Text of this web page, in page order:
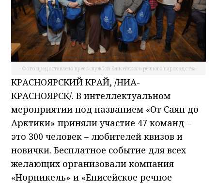
Фото предоставлено пресс-службой Енисейского речного пароходства
КРАСНОЯРСКИЙ КРАЙ, /НИА-
КРАСНОЯРСК/. В интеллектуальном
мероприятии под названием «От Саян до
Арктики» приняли участие 47 команд –
это 300 человек – любителей квизов и
новички. Бесплатное событие для всех
желающих организовали компания
«Норникель» и «Енисейское речное